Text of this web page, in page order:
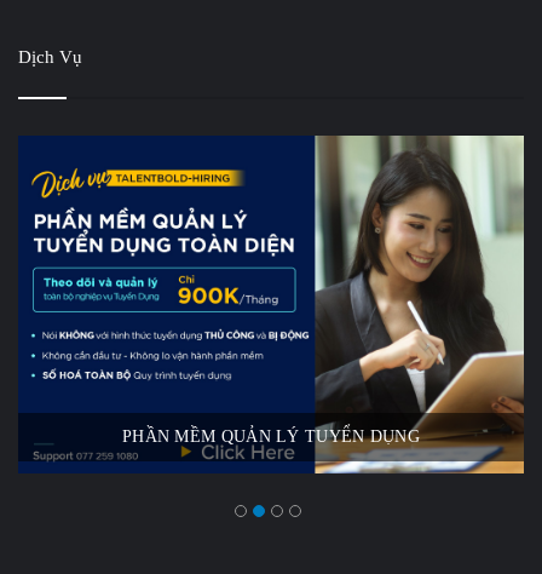
Dịch Vụ
PHẦN MỀM QUẢN LÝ TUYỂN DỤNG